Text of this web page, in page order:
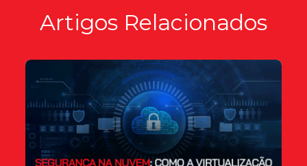
Artigos Relacionados